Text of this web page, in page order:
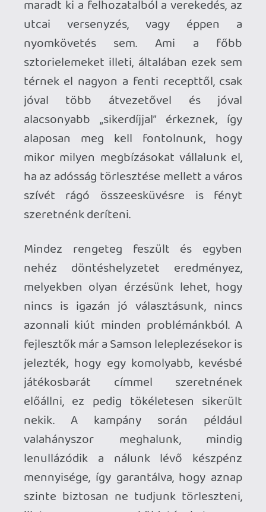
És bár a fenti koncepció elég jól hangzik,
a Samson sajnos messze túl felszínes
ahhoz, hogy igazán ki tudja használni a
benne rejlő lehetőségeket. Az egyes
munkák például eléggé egykaptafára
készültek, ráadásul relatíve hamar
ismétlődni is kezdenek, és a
sztoriküldetések se térnek el olyan
drasztikusan egymástól, hogy megtörjék
a piti bűnök monotonitását. Kocsikból
mindössze párat kapunk, és azok is
eléggé hasonlítanak egymásra, míg a
verekedés szó szerint néhány
támadásból, egy kitérésből és riposztból,
illetve egy-két közelharci fegyverből és
szűkösek, a körözési rendszer roppant
egyszerű, és a bejárható terület sem a
legváltozatosabb.
Na és aztán ott van még a Samson
technikai oldala is. Az animációk nagyon
kiforratlannak, darabosnak érződnek:
harc közben ellenfeleink hajlamosak
össze-vissza csúszkálni, netán
egyenesen „teleportálni”, de olyan is
előfordulhat, hogy fennakadnak a
semmin, és hosszas ideig egyhelyben
futnak. A teljesítmény javarészt stabil, de
cserébe a játék csak úgy hemzseg a
bugoktól, amik főleg akkor lehetnek
bukunk, mert például nem töltődnek be
azok az NPC-k, akiket ki kéne mentenünk